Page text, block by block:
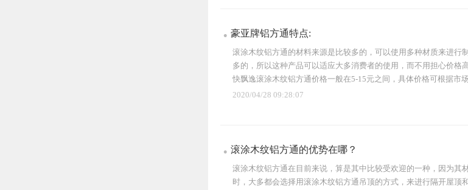
豪亚牌铝方通特点:
滚涂木纹铝方通的材料来源是比较多的，可以使用多种材质来进
多的，所以这种产品可以适应大多消费者的使用，而不用担心价
快飘逸滚涂木纹铝方通价格一般在5-15元之间，具体价格可根据市
2020/04/28 09:28:07
滚涂木纹铝方通的优势在哪？
滚涂木纹铝方通在目前来说，算是其中比较受欢迎的一种，因为
时，大多都会选择用滚涂木纹铝方通吊顶的方式，来进行隔开屋